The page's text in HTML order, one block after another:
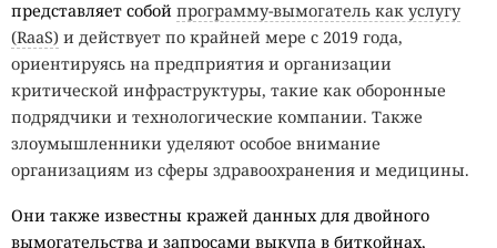
представляет собой программу-вымогатель как услугу
(RaaS) и действует по крайней мере с 2019 года,
ориентируясь на предприятия и организации
критической инфраструктуры, такие как оборонные
подрядчики и технологические компании. Также
злоумышленники уделяют особое внимание
организациям из сферы здравоохранения и медицины.
Они также известны кражей данных для двойного
вымогательства и запросами выкупа в биткойнах,